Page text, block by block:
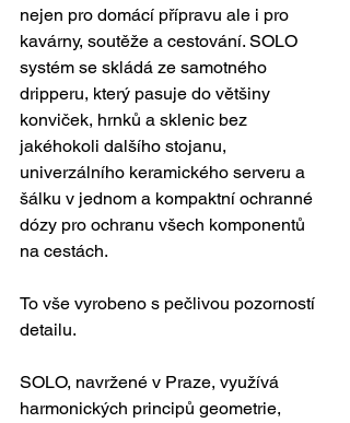
nejen pro domácí přípravu ale i pro
kavárny, soutěže a cestování. SOLO
systém se skládá ze samotného
dripperu, který pasuje do většiny
konviček, hrnků a sklenic bez
jakéhokoli dalšího stojanu,
univerzálního keramického serveru a
šálku v jednom a kompaktní ochranné
dózy pro ochranu všech komponentů
na cestách.
To vše vyrobeno s pečlivou pozorností
detailu.
SOLO, navržené v Praze, využívá
harmonických principů geometrie,